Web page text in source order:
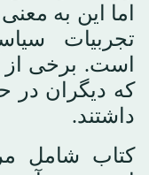
اما این به
تجربیات
است. برخی از
که دیگران در
داشتند.
کتاب شامل